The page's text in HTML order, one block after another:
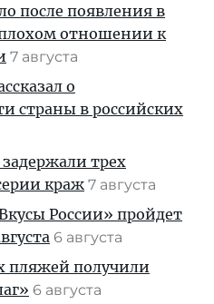
после появления в
отношении к
7 августа
о
страны в российских
трех
краж 7 августа
России» пройдет
6 августа
пляжей получили
6 августа